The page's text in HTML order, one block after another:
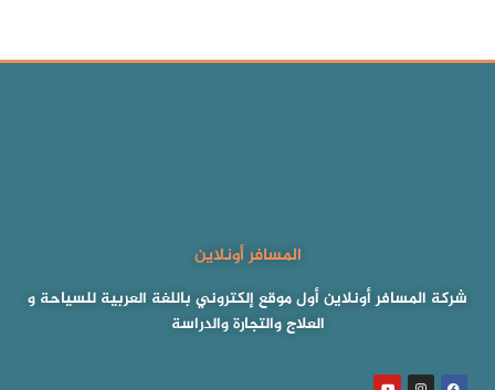
المسافر أونلاين
شركة المسافر أونلاين أول موقع إلكتروني باللغة العربية للسياحة و
العلاج والتجارة والدراسة